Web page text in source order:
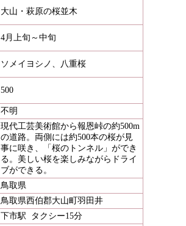
大山・萩原の桜並木
4月上旬～中旬
ソメイヨシノ、八重桜
500
不明
現代工芸美術館から報恩峠の約500m
の道路。両側には約500本の桜が見
事に咲き、「桜のトンネル」ができ
る。美しい桜を楽しみながらドライ
ブができる。
鳥取県
鳥取県西伯郡大山町羽田井
下市駅 タクシー15分